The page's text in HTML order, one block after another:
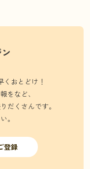
おとどけ！
をなど、
だくさんです。
。
登録